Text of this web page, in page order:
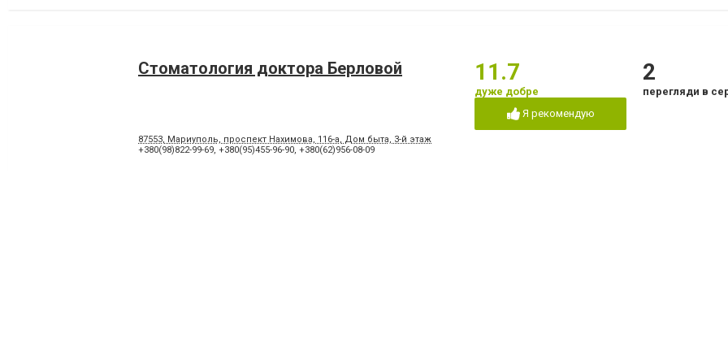
Стоматология доктора Берловой
87553, Мариуполь, проспект Нахимова, 116-а, Дом быта, 3-й этаж
+380(98)822-99-69, +380(95)455-96-90, +380(62)956-08-09
11.7
дуже добре
Я рекомендую
2
перегляди в